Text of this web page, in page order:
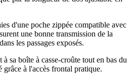
d'une poche zippée compatible avec
une bonne transmission de la
les passages exposés.
sa boîte à casse-croûte tout en bas du
à l'accès frontal pratique.